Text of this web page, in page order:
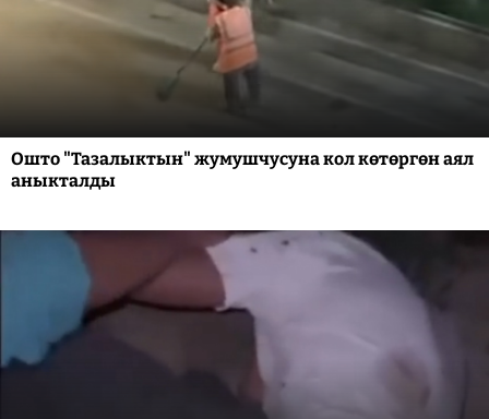
Ошто "Тазалыктын" жумушчусуна кол көтөргөн аял
аныкталды